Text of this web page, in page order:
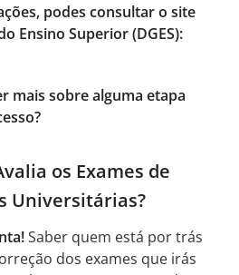
podes consultar o site
Ensino Superior (DGES):
mais sobre alguma etapa
os Exames de
Universitárias?
Saber quem está por trás
dos exames que irás